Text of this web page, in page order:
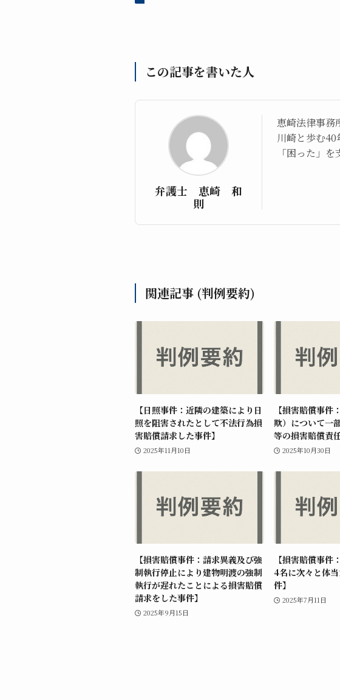
この記事を書いた人
弁護士 恵崎 和
則
恵崎法律事務
川崎と歩む40
「困った」
関連記事 (判例要約)
【日照事件：近隣の建築により日
照を阻害されたとして不法行為損
害賠償請求した事件】
2025年11月10日
【損害賠償事件
欺）について一
等の損害賠償責
2025年10月30日
【損害賠償事件：請求異義及び強
制執行停止により建物明渡の強制
執行が遅れたことによる損害賠償
請求をした事件】
2025年9月15日
【損害賠償事件
4名に次々と体
件】
2025年7月11日